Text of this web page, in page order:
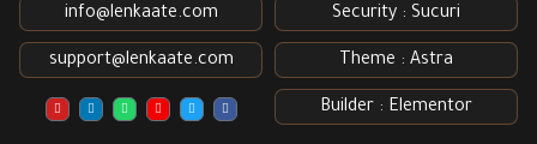
Security : Sucuri
Theme : Astra
Builder : Elementor
info@lenkaate.com
support@lenkaate.com
F
a
T
w
I
n
W
h
L
i
Y
o